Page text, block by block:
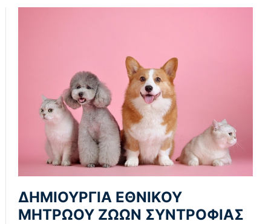
ΔΗΜΙΟΥΡΓΙΑ ΕΘΝΙΚΟΥ
ΜΗΤΡΩΟΥ ΖΩΩΝ ΣΥΝΤΡΟΦΙΑΣ